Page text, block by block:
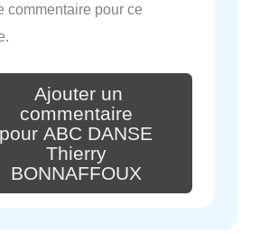
commentaire pour ce
Ajouter un
commentaire
pour ABC DANSE
Thierry
BONNAFFOUX